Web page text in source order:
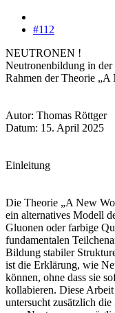
#112
NEUTRONEN !
Neutronenbildung in
Rahmen der Theorie
Autor: Thomas Röttger
Datum: 15. April 2025
Einleitung
Die Theorie „A New
ein alternatives Modell
Gluonen oder farbige
fundamentalen
Bildung stabiler
ist die Erklärung, wie
können, ohne dass sie
kollabieren. Diese
untersucht zusätzlich